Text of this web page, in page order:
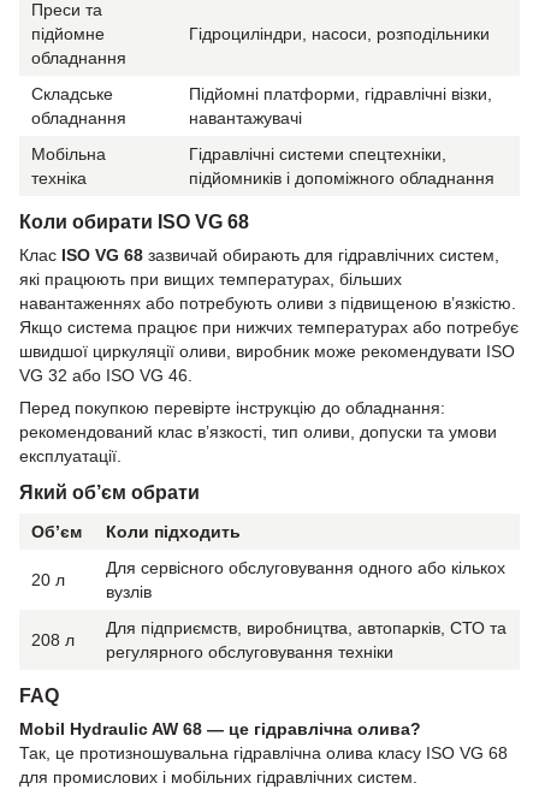
Преси та
підйомне
обладнання
Гідроциліндри, насоси, розподільники
Складське
обладнання
Підйомні платформи, гідравлічні візки,
навантажувачі
Мобільна
техніка
Гідравлічні системи спецтехніки,
підйомників і допоміжного обладнання
Коли обирати ISO VG 68
Клас ISO VG 68 зазвичай обирають для гідравлічних систем,
які працюють при вищих температурах, більших
навантаженнях або потребують оливи з підвищеною в’язкістю.
Якщо система працює при нижчих температурах або потребує
швидшої циркуляції оливи, виробник може рекомендувати ISO
VG 32 або ISO VG 46.
Перед покупкою перевірте інструкцію до обладнання:
рекомендований клас в’язкості, тип оливи, допуски та умови
експлуатації.
Який об’єм обрати
Об’єм Коли підходить
20 л
Для сервісного обслуговування одного або кількох
вузлів
208 л
Для підприємств, виробництва, автопарків, СТО та
регулярного обслуговування техніки
FAQ
Mobil Hydraulic AW 68 — це гідравлічна олива?
Так, це протизношувальна гідравлічна олива класу ISO VG 68
для промислових і мобільних гідравлічних систем.